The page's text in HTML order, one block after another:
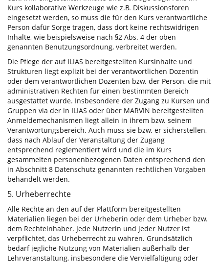
Kurs kollaborative Werkzeuge wie z.B. Diskussionsforen
eingesetzt werden, so muss die für den Kurs verantwortliche
Person dafür Sorge tragen, dass dort keine rechtswidrigen
Inhalte, wie beispielsweise nach §2 Abs. 4 der oben
genannten Benutzungsordnung, verbreitet werden.
Die Pflege der auf ILIAS bereitgestellten Kursinhalte und
Strukturen liegt explizit bei der verantwortlichen Dozentin
oder dem verantwortlichen Dozenten bzw. der Person, die mit
administrativen Rechten für einen bestimmten Bereich
ausgestattet wurde. Insbesondere der Zugang zu Kursen und
Gruppen via der in ILIAS oder über MARVIN bereitgestellten
Anmeldemechanismen liegt allein in ihrem bzw. seinem
Verantwortungsbereich. Auch muss sie bzw. er sicherstellen,
dass nach Ablauf der Veranstaltung der Zugang
entsprechend reglementiert wird und die im Kurs
gesammelten personenbezogenen Daten entsprechend den
in Abschnitt 8 Datenschutz genannten rechtlichen Vorgaben
behandelt werden.
5. Urheberrechte
Alle Rechte an den auf der Plattform bereitgestellten
Materialien liegen bei der Urheberin oder dem Urheber bzw.
dem Rechteinhaber. Jede Nutzerin und jeder Nutzer ist
verpflichtet, das Urheberrecht zu wahren. Grundsätzlich
bedarf jegliche Nutzung von Materialien außerhalb der
Lehrveranstaltung, insbesondere die Vervielfältigung oder